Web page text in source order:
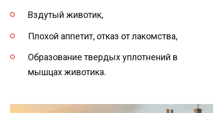
Вздутый животик,
Плохой аппетит, отказ от лакомства,
Образование твердых уплотнений в
мышцах животика.